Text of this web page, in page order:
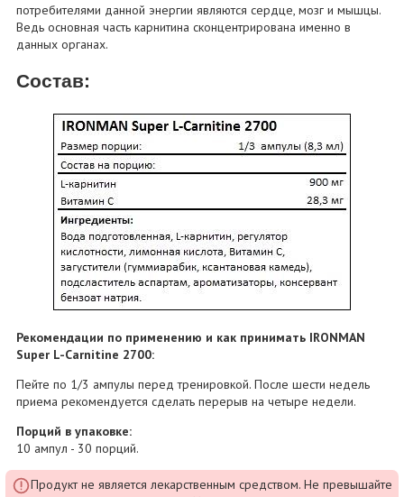
потребителями данной энергии являются сердце, мозг и мышцы.
Ведь основная часть карнитина сконцентрирована именно в
данных органах.
Состав:
Рекомендации по применению и как принимать IRONMAN
Super L-Carnitine 2700:
Пейте по 1/3 ампулы перед тренировкой. После шести недель
приема рекомендуется сделать перерыв на четыре недели.
Порций в упаковке:
10 ампул - 30 порций.
Продукт не является лекарственным средством. Не превышайте